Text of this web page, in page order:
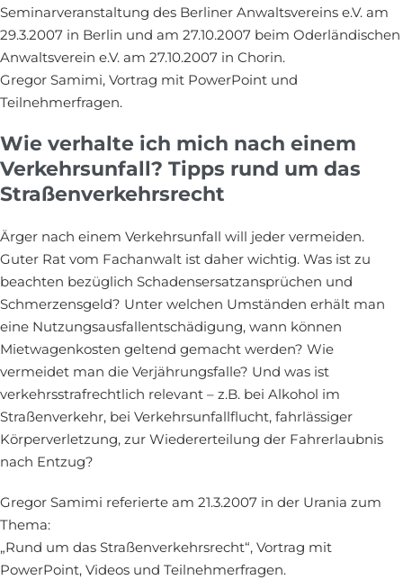
Seminarveranstaltung des Berliner Anwaltsvereins e.V. am
29.3.2007 in Berlin und am 27.10.2007 beim Oderländischen
Anwaltsverein e.V. am 27.10.2007 in Chorin.
Gregor Samimi, Vortrag mit PowerPoint und
Teilnehmerfragen.
Wie verhalte ich mich nach einem
Verkehrsunfall? Tipps rund um das
Straßenverkehrsrecht
Ärger nach einem Verkehrsunfall will jeder vermeiden.
Guter Rat vom Fachanwalt ist daher wichtig. Was ist zu
beachten bezüglich Schadensersatzansprüchen und
Schmerzensgeld? Unter welchen Umständen erhält man
eine Nutzungsausfallentschädigung, wann können
Mietwagenkosten geltend gemacht werden? Wie
vermeidet man die Verjährungsfalle? Und was ist
verkehrsstrafrechtlich relevant – z.B. bei Alkohol im
Straßenverkehr, bei Verkehrsunfallflucht, fahrlässiger
Körperverletzung, zur Wiedererteilung der Fahrerlaubnis
nach Entzug?
Gregor Samimi referierte am 21.3.2007 in der Urania zum
Thema:
„Rund um das Straßenverkehrsrecht“, Vortrag mit
PowerPoint, Videos und Teilnehmerfragen.